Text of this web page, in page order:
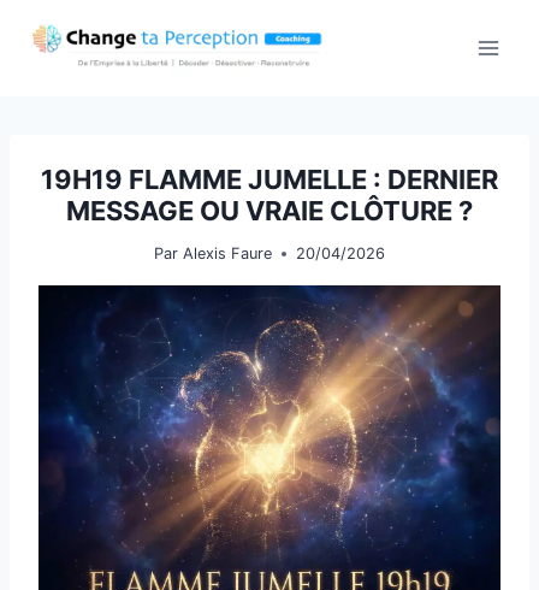
19H19 FLAMME JUMELLE : DERNIER
MESSAGE OU VRAIE CLÔTURE ?
Par Alexis Faure 20/04/2026